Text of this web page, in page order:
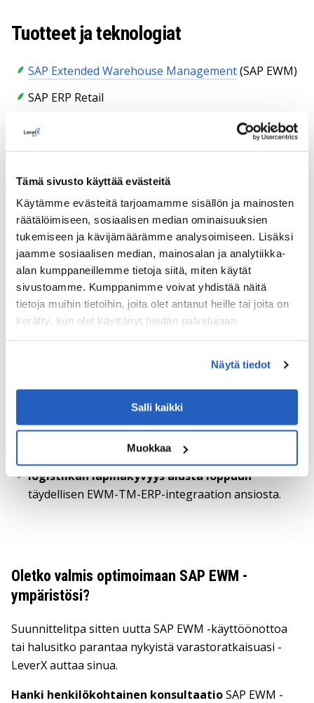
Tämä sivusto käyttää evästeitä
Käytämme evästeitä tarjoamamme sisällön ja mainosten
räätälöimiseen, sosiaalisen median ominaisuuksien
tukemiseen ja kävijämäärämme analysoimiseen. Lisäksi
jaamme sosiaalisen median, mainosalan ja analytiikka-
alan kumppaneillemme tietoja siitä, miten käytät
sivustoamme. Kumppanimme voivat yhdistää näitä
tietoja muihin tietoihin, joita olet antanut heille tai joita on
kerätty, kun olet käyttänyt heidän palvelujaan.
Näytä tiedot
Salli kaikki
Muokkaa
Tuotteet ja teknologiat
SAP Extended Warehouse Management(SAP EWM)
SAP ERP Retail
SAP Transportation Management
(SAP TM)
Tulokset
Jopa 30 %:n parannusoperatiiviseen tehokkuuteen
varastotoiminnoissa.
Automatisoidut poiminta- ja
täydennysprosessitmobiilin RF:n ja ääniohjattujen
sovellusten avulla.
yksinkertaistetun käyttöliittymän ja mobiilikäytön
ansiosta.
Telakoiden aikatauluttamisen
väheneminenparannettujen
suunnittelutyökalujen avulla.
logistiikan läpinäkyvyys alusta loppuun
täydellisen EWM-TM-ERP-integraation ansiosta.
Oletko valmis optimoimaan SAP EWM -
ympäristösi?
Suunnittelitpa sitten uutta SAP EWM -käyttöönottoa
tai halusitko parantaa nykyistä varastoratkaisuasi -
LeverX auttaa sinua.
Hanki henkilökohtainen konsultaatioSAP EWM -